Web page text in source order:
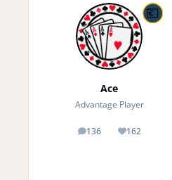
Ace
Advantage Player
136
posts 162
Reputation